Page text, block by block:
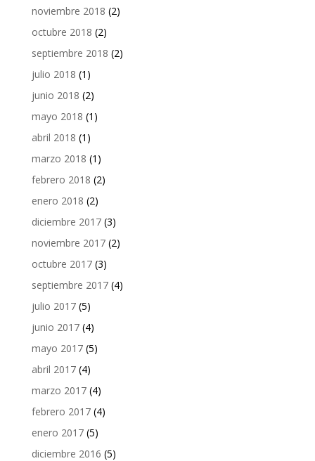
noviembre 2018 (2)
octubre 2018 (2)
septiembre 2018 (2)
julio 2018 (1)
junio 2018 (2)
mayo 2018 (1)
abril 2018 (1)
marzo 2018 (1)
febrero 2018 (2)
enero 2018 (2)
diciembre 2017(3)
noviembre 2017(2)
octubre 2017(3)
septiembre 2017(4)
julio 2017(5)
junio 2017(4)
mayo 2017(5)
abril 2017(4)
marzo 2017(4)
febrero 2017(4)
enero 2017(5)
diciembre 2016 (5)